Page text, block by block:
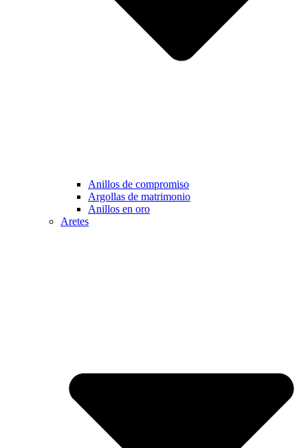
Anillos de compromiso
Argollas de matrimonio
Anillos en oro
Aretes